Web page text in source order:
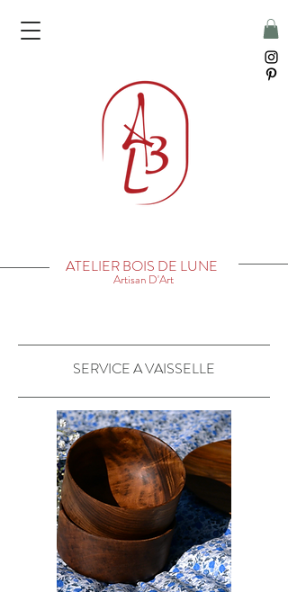
ATELIER BOIS DE LUNE
Artisan D'Art
SERVICE A VAISSELLE